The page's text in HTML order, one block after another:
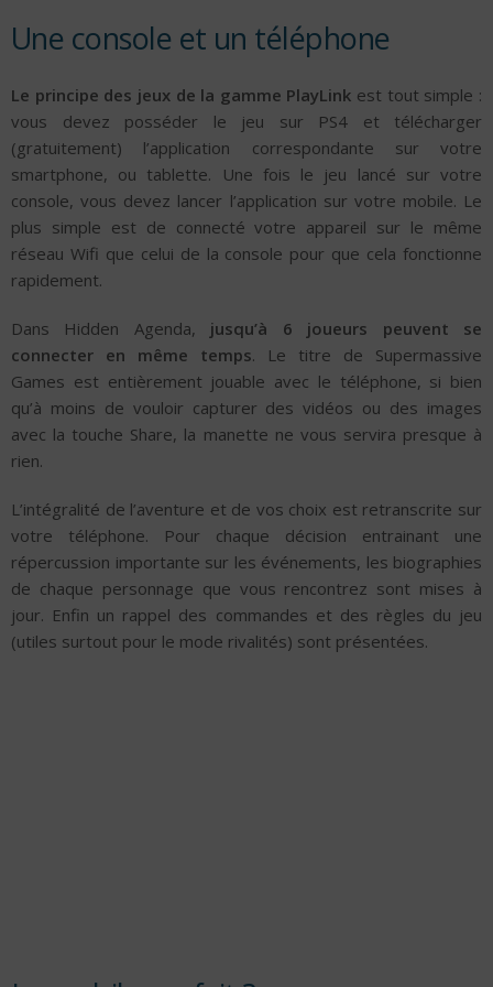
Une console et un téléphone
Le principe des jeux de la gamme PlayLink est tout simple :
vous devez posséder le jeu sur PS4 et télécharger
(gratuitement) l’application correspondante sur votre
smartphone, ou tablette. Une fois le jeu lancé sur votre
console, vous devez lancer l’application sur votre mobile. Le
plus simple est de connecté votre appareil sur le même
réseau Wifi que celui de la console pour que cela fonctionne
rapidement.
Dans Hidden Agenda, jusqu’à 6 joueurs peuvent se
connecter en même temps. Le titre de Supermassive
Games est entièrement jouable avec le téléphone, si bien
qu’à moins de vouloir capturer des vidéos ou des images
avec la touche Share, la manette ne vous servira presque à
rien.
L’intégralité de l’aventure et de vos choix est retranscrite sur
votre téléphone. Pour chaque décision entrainant une
répercussion importante sur les événements, les biographies
de chaque personnage que vous rencontrez sont mises à
jour. Enfin un rappel des commandes et des règles du jeu
(utiles surtout pour le mode rivalités) sont présentées.